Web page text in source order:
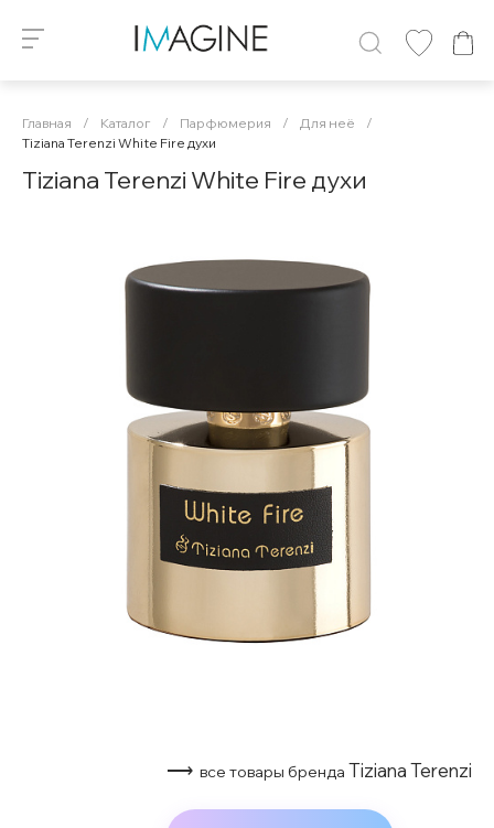
Главная / Каталог / Парфюмерия / Для неё
/
Tiziana Terenzi White Fire духи
Tiziana Terenzi White Fire духи
⟶ все товары бренда Tiziana Terenzi